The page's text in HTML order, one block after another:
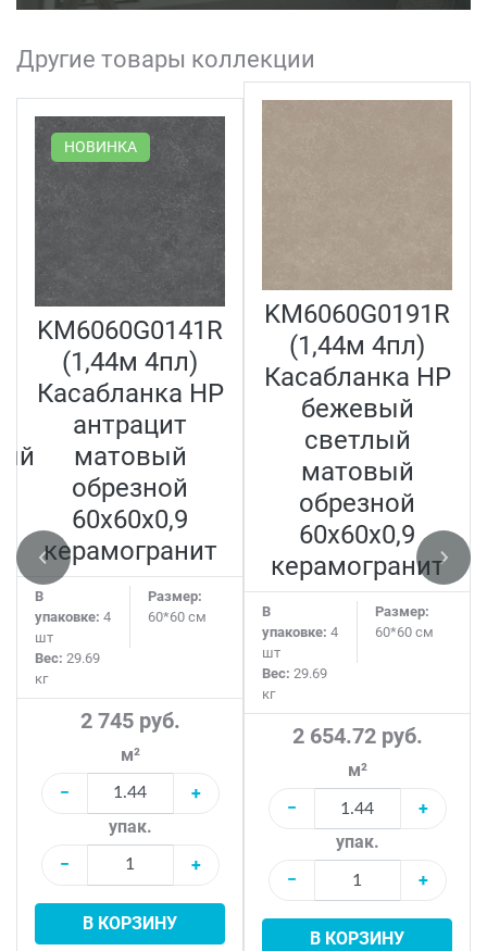
Другие товары коллекции
НОВИНКА
KM6060G0141R
(1,44м 4пл)
Касабланка HP
антрацит
матовый
обрезной
60x60x0,9
керамогранит
В
упаковке: 4
шт
Размер:
60*60 см
Вес: 29.69
кг
2 745 руб.
м²
−
+
упак.
−
+
В КОРЗИНУ
KM6060G0191R
(1,44м 4пл)
Касабланка HP
бежевый
светлый
матовый
обрезной
60x60x0,9
керамогранит
В
упаковке: 4
шт
Размер:
60*60 см
Вес: 29.69
кг
2 654.72 руб.
м²
−
+
упак.
−
+
В КОРЗИНУ